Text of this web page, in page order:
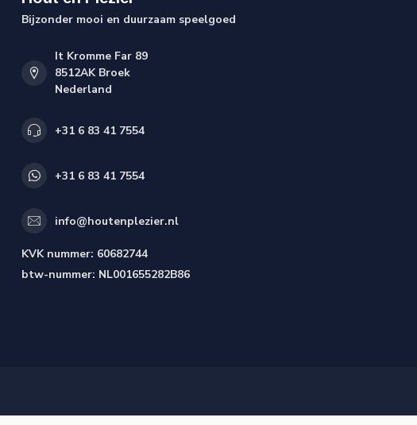
Bijzonder mooi en duurzaam speelgoed
It Kromme Far 89
8512AK Broek
Nederland
+31 6 83 41 7554
+31 6 83 41 7554
info@houtenplezier.nl
KVK nummer: 60682744
btw-nummer: NL001655282B86